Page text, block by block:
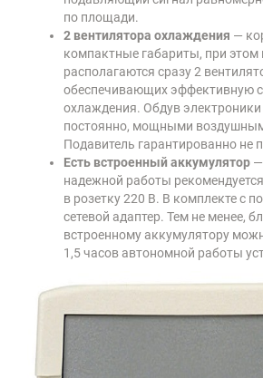
по площади.
2 вентилятора охлаждения —
компактные габариты, при этом
располагаются сразу 2
обеспечивающих эффективную
охлаждения. Обдув электроники
постоянно, мощными
Подавитель гарантированно не
Есть встроенный аккумулятор
надежной работы
в розетку 220 В. В комплекте с
сетевой адаптер. Тем не менее,
встроенному аккумулятору
1,5 часов автономной работы